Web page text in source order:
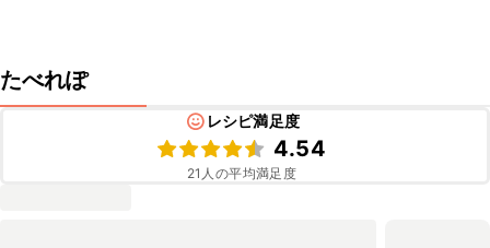
たべれぽ
レシピ満足度
4.54
21 人の平均満足度